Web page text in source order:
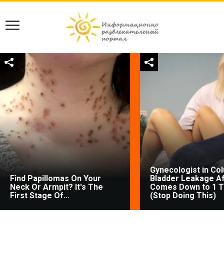
Find Papillomas On Your
Neck Or Armpit? It's The
First Stage Of...
Gynecologist in
Bladder Leakage
Comes Down to 1
(Stop Doing This)